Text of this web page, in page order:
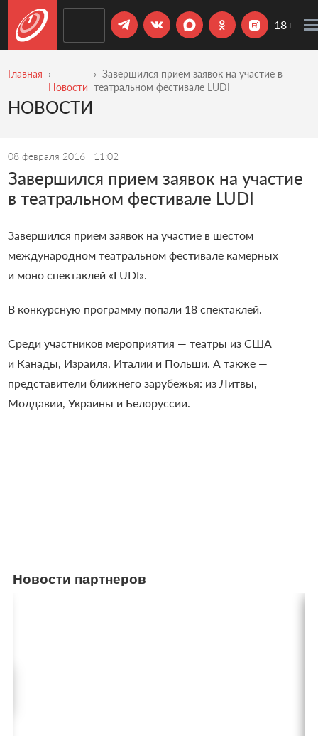
18+
Главная
Новости
Завершился прием заявок на участие в
театральном фестивале LUDI
НОВОСТИ
08 февраля 2016 11:02
Завершился прием заявок на участие
в театральном фестивале LUDI
Завершился прием заявок на участие в шестом
международном театральном фестивале камерных
и моно спектаклей «LUDI».
В конкурсную программу попали 18 спектаклей.
Среди участников мероприятия — театры из США
и Канады, Израиля, Италии и Польши. А также —
представители ближнего зарубежья: из Литвы,
Молдавии, Украины и Белоруссии.
Новости партнеров